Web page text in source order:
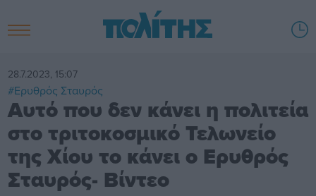
28.7.2023, 15:07
#Ερυθρός Σταυρός
Αυτό που δεν κάνει η πολιτεία
στο τριτοκοσμικό Τελωνείο
της Χίου το κάνει ο Ερυθρός
Σταυρός- Βίντεο